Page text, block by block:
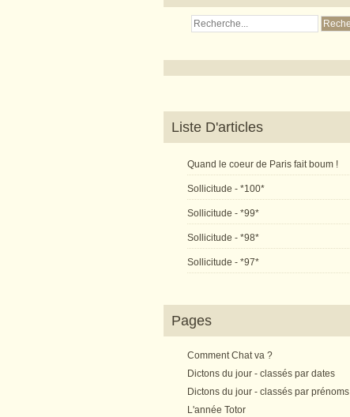
Liste D'articles
Quand le coeur de Paris fait boum !
Sollicitude - *100*
Sollicitude - *99*
Sollicitude - *98*
Sollicitude - *97*
Pages
Comment Chat va ?
Dictons du jour - classés par dates
Dictons du jour - classés par prénoms
L'année Totor